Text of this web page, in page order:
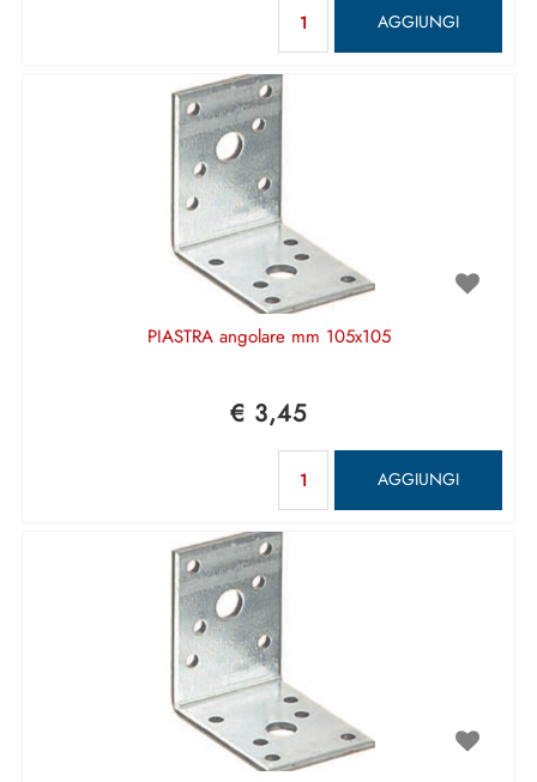
AGGIUNGI
PIASTRA angolare mm 105x105
€ 3,45
AGGIUNGI